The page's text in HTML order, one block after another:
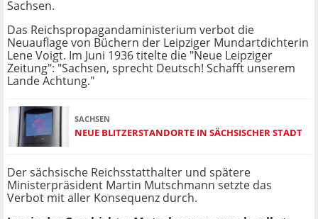
Sachsen.
Das Reichspropagandaministerium verbot die
Neuauflage von Büchern der Leipziger Mundartdichterin
Lene Voigt. Im Juni 1936 titelte die "Neue Leipziger
Zeitung": "Sachsen, sprecht Deutsch! Schafft unserem
Lande Achtung."
SACHSEN
NEUE BLITZERSTANDORTE IN SÄCHSISCHER STADT
Der sächsische Reichsstatthalter und spätere
Ministerpräsident Martin Mutschmann setzte das
Verbot mit aller Konsequenz durch.